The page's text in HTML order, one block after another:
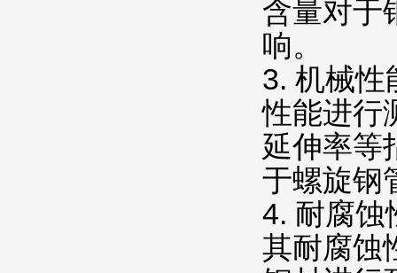
含量对于
响。
3. 机械性
性能进行
延伸率等
于螺旋钢
4. 耐腐蚀
其耐腐蚀